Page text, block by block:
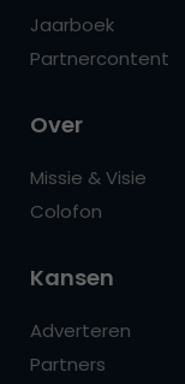
Jaarboek
Partnercontent
Over
Missie & Visie
Colofon
Kansen
Adverteren
Partners